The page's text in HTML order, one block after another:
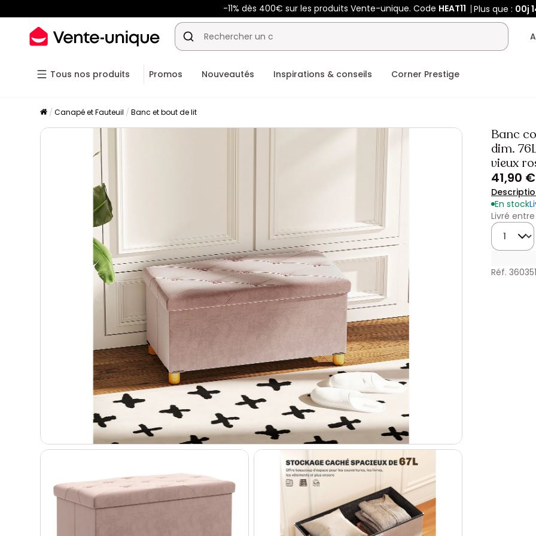
-11% dès 400€ sur les produits Vente-unique. Code HEAT11 Plus que : 00j
Tous nos produits Promos Nouveautés Inspirations & conseils Corner Prestige
Canapé et Fauteuil Banc et bout de lit
Banc
dim.
vieux
41,90 €
En stock
Livré
Quantité
Réf.